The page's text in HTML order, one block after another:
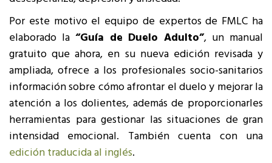
Por este motivo el equipo de expertos de FMLC ha
elaborado la “Guía de Duelo Adulto”, un manual
gratuito que ahora, en su nueva edición revisada y
ampliada, ofrece a los profesionales socio-sanitarios
información sobre cómo afrontar el duelo y mejorar la
atención a los dolientes, además de proporcionarles
herramientas para gestionar las situaciones de gran
intensidad emocional. También cuenta con una
edición traducida al inglés.